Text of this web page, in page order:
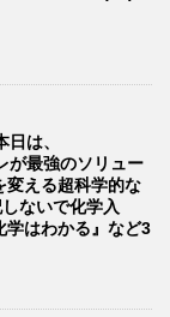
は、
最強のソリュー
える超科学的な
ないで化学入
はわかる』など3